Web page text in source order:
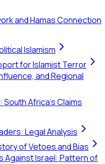
and Hamas Connection
Islamism
for Islamist Terror
and Regional
South Africa's Claims
Legal Analysis
of Vetoes and Bias
Against Israel: Pattern of